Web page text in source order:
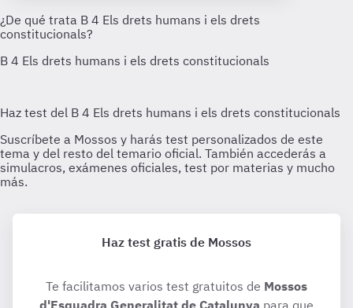
Haz test gratis de Mossos
Te facilitamos varios test gratuitos de Mossos
d'Esquadra Generalitat de Catalunya para que